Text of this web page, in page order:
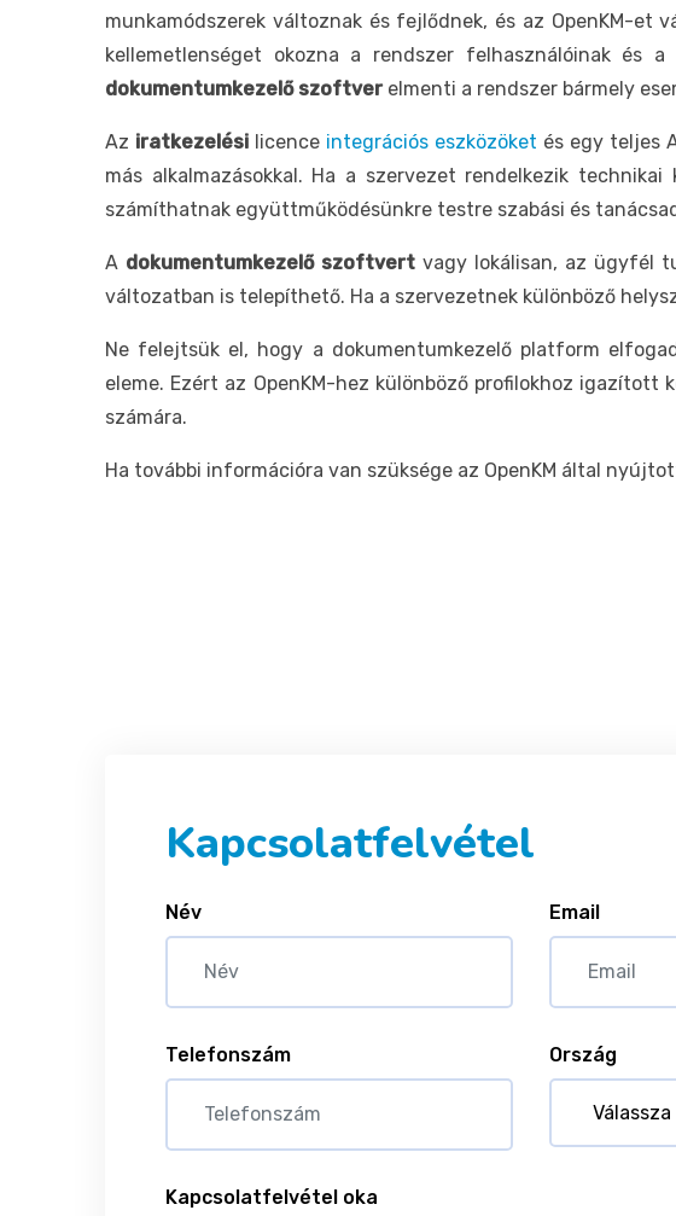
munkamódszerek változnak és fejlődnek, és az OpenKM-
kellemetlenséget okozna a rendszer felhasználóinak és
dokumentumkezelő szoftverelmenti a rendszer bármely
Az iratkezelésilicence integrációs eszközöket és egy teljes
más alkalmazásokkal. Ha a szervezet rendelkezik
számíthatnak együttműködésünkre testre szabási és
A dokumentumkezelő szoftvertvagy lokálisan, az ügyfél
változatban is telepíthető. Ha a szervezetnek különböző
Ne felejtsük el, hogy a dokumentumkezelő platform
eleme. Ezért az OpenKM-hez különböző profilokhoz
számára.
Ha további információra van szüksége az OpenKM által
Kapcsolatfelvétel
Név Email
Telefonszám Ország
Kapcsolatfelvétel oka